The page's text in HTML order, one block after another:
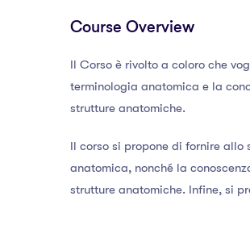
Course Overview
Il Corso è rivolto a coloro che
terminologia anatomica e la
strutture anatomiche.
Il corso si propone di fornire allo
anatomica, nonché la
strutture anatomiche. Infine, si